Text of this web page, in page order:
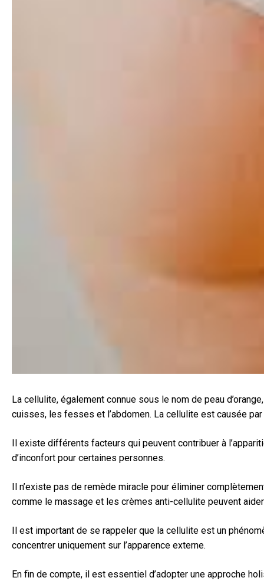
La cellulite, également connue sous le nom de peau
cuisses, les fesses et l’abdomen. La cellulite est causée
Il existe différents facteurs qui peuvent contribuer à
d’inconfort pour certaines personnes.
Il n’existe pas de remède miracle pour éliminer
comme le massage et les crèmes anti-cellulite peuvent
Il est important de se rappeler que la cellulite est un
concentrer uniquement sur l’apparence externe.
En fin de compte, il est essentiel d’adopter une approche